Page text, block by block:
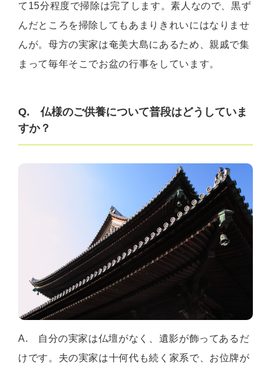
て15分程度で掃除は完了します。素人なので、黒ず
んだところを掃除してもあまりきれいにはなりませ
んが。母方の実家は奄美大島にあるため、親戚で集
まって毎年そこでお盆の行事をしています。
Q. 仏様のご供養について普段はどうしていま
すか？
A. 自分の実家は仏壇がなく、遺影が飾ってあるだ
けです。夫の実家は十何代も続く家系で、お位牌が